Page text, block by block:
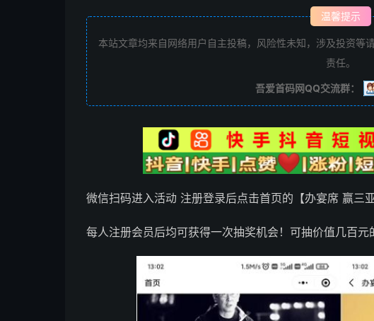
温馨提示
本站文章均来自网络用户自主投稿，风险性未知，涉及投资等
责任。
吾爱首码网QQ交流群：
微信扫码进入活动 注册登录后点击首页的【办宴席 赢三
每人注册会员后均可获得一次抽奖机会！可抽价值几百元